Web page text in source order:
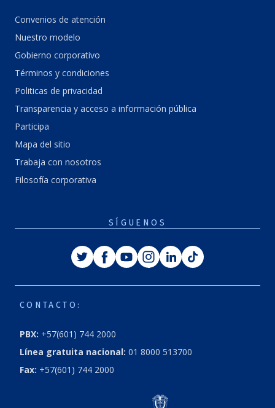
Convenios de atención
Nuestro modelo
Gobierno corporativo
Términos y condiciones
Politicas de privacidad
Transparencia y acceso a información pública
Participa
Mapa del sitio
Trabaja con nosotros
Filosofía corporativa
SÍGUENOS
CONTACTO:
PBX: +57(601) 744 2000
Línea gratuita nacional: 01 8000 513700
Fax: +57(601) 744 2000